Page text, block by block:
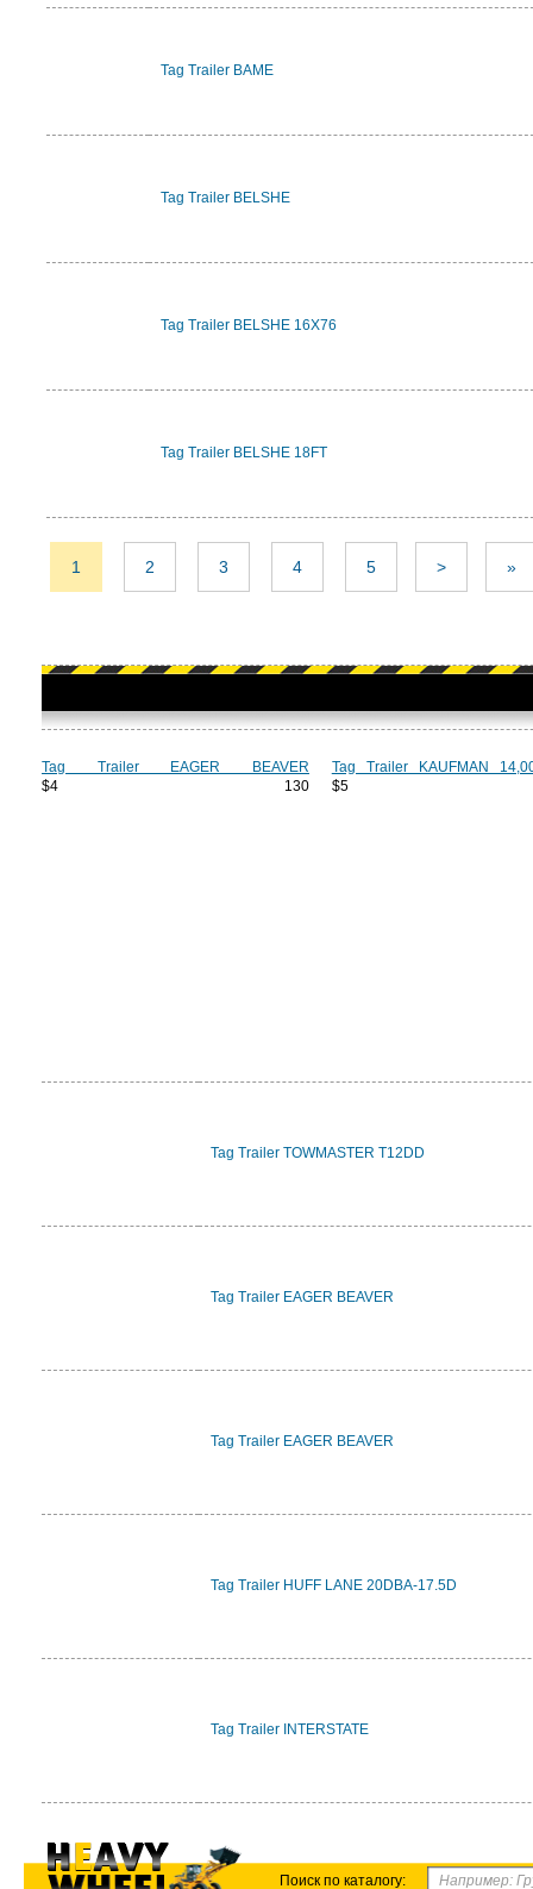
Tag Trailer BAME
Tag Trailer BELSHE
Tag Trailer BELSHE 16X76
Tag Trailer BELSHE 18FT
1 2 3 4 5 > »
Tag Trailer EAGER BEAVER
$4 130
Tag Trailer KAUFMAN
$5
Tag Trailer TOWMASTER T12DD
Tag Trailer EAGER BEAVER
Tag Trailer EAGER BEAVER
Tag Trailer HUFF LANE 20DBA-17.5D
Tag Trailer INTERSTATE
Поиск по каталогу: